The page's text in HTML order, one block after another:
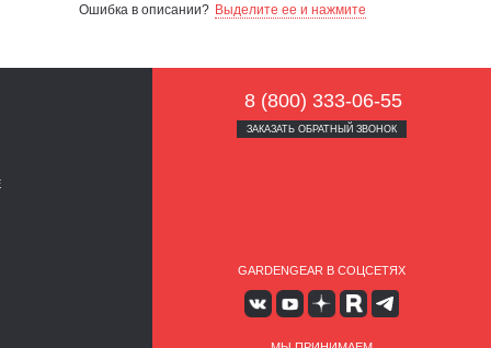
Ошибка в описании? Выделите ее и нажмите
8 (800) 333-06-55
ЗАКАЗАТЬ ОБРАТНЫЙ ЗВОНОК
GARDENGEAR В СОЦСЕТЯХ